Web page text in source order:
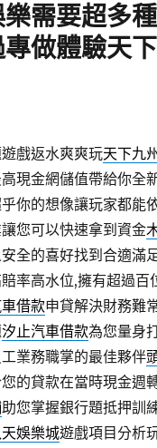
需要超多
做體驗天
戲返水爽爽玩天下九
現金網儲值帶給你全
你的想像讓玩家都能
您可以快速拿到資金
全的喜好找到合適滿
率高水位,擁有超過
借款申貸解決財務難
汐止汽車借款為您量身
業務職掌的最佳夥伴
的貸款在當時現金週
助您掌握銀行題抵押訓
娛樂城遊戲項目分析